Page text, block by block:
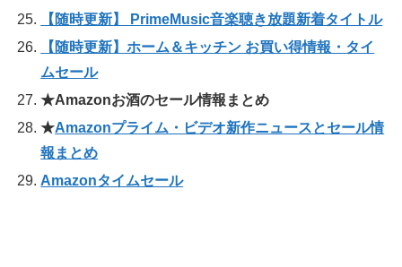
【随時更新】 PrimeMusic音楽聴き放題新着タイトル
【随時更新】ホーム＆キッチン お買い得情報・タイ
ムセール
★Amazonお酒のセール情報まとめ
★Amazonプライム・ビデオ新作ニュースとセール情
報まとめ
Amazonタイムセール